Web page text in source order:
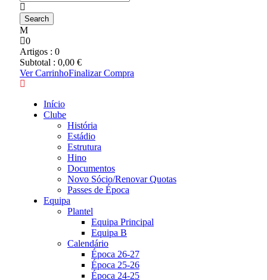
0
Artigos : 0
Subtotal : 0,00 €
Ver CarrinhoFinalizar Compra
Início
Clube
História
Estádio
Estrutura
Hino
Documentos
Novo Sócio/Renovar Quotas
Passes de Época
Equipa
Plantel
Equipa Principal
Equipa B
Calendário
Época 26-27
Época 25-26
Época 24-25